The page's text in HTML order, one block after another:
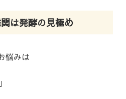
は発酵の見極め
悩みは